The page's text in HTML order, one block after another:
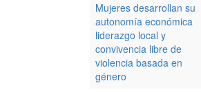
Mujeres desarrollan su
autonomía económica
liderazgo local y
convivencia libre de
violencia basada en
género